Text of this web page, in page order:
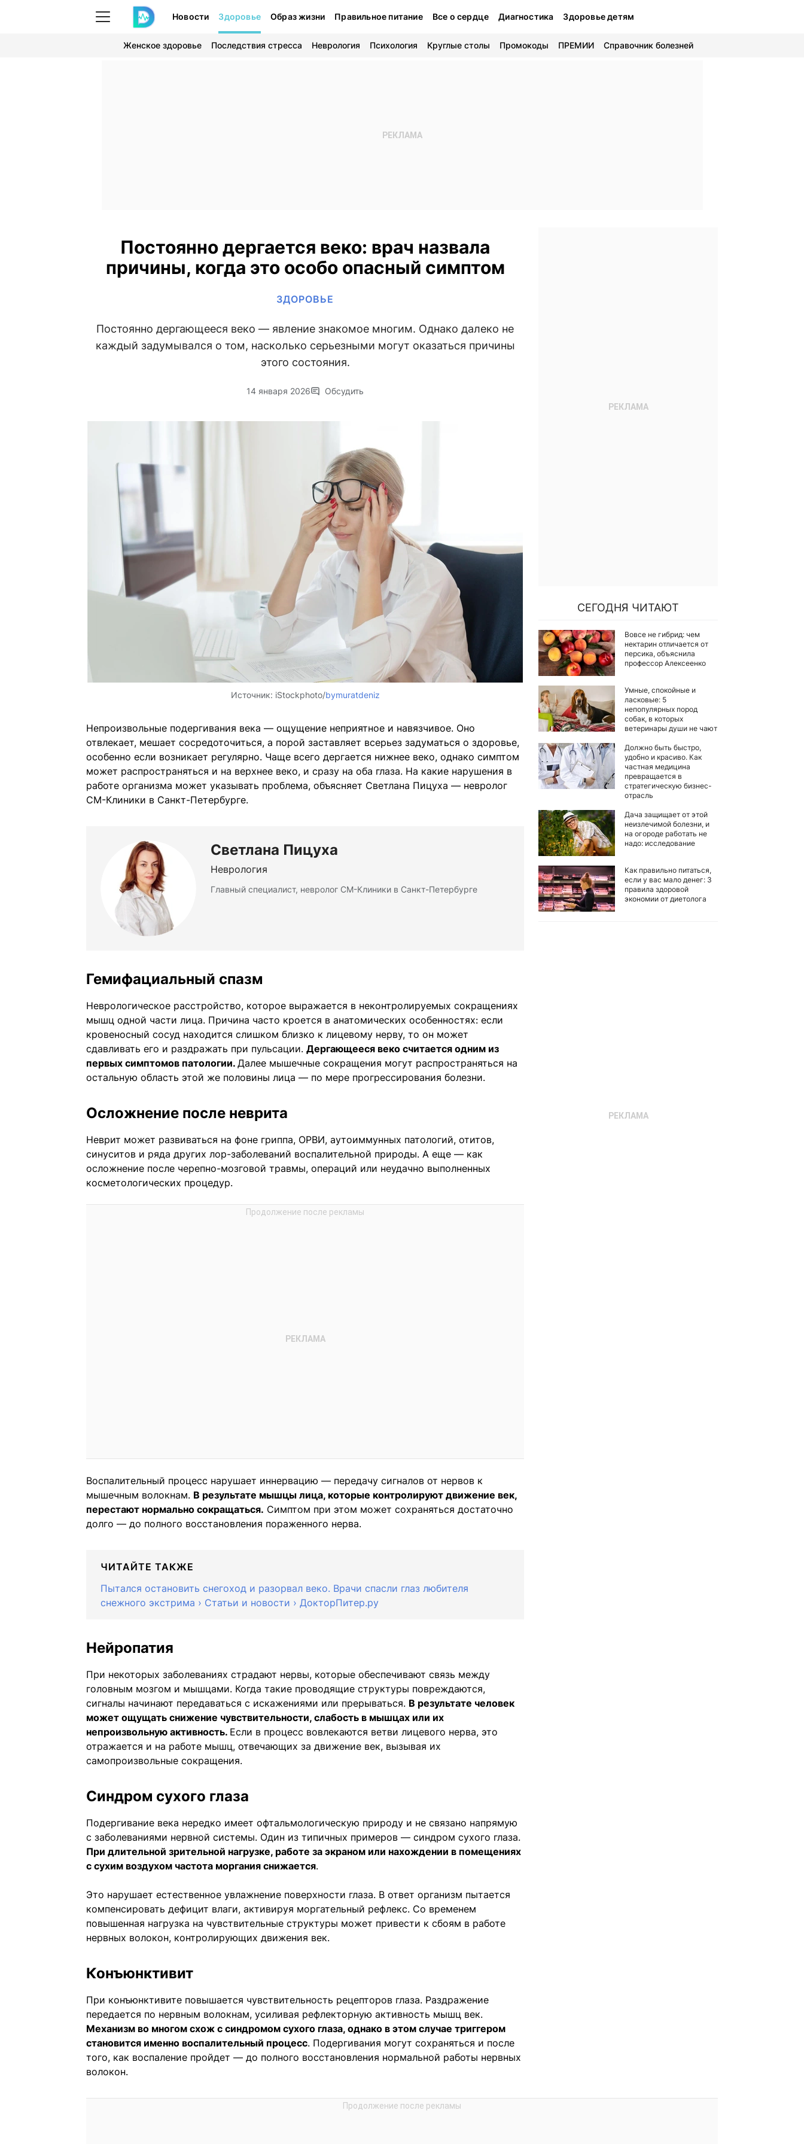
Новости Здоровье Образ жизни Правильное питание Все о сердце Диагностика Здоровье детям
Женское здоровье Последствия стресса Неврология Психология Круглые столы Промокоды ПРЕМИИ Справочник болезней
Постоянно дергается веко: врач назвала
причины, когда это особо опасный симптом
ЗДОРОВЬЕ
Постоянно дергающееся веко — явление знакомое многим. Однако далеко не
каждый задумывался о том, насколько серьезными могут оказаться причины
этого состояния.
14 января 2026 Обсудить
Источник: iStockphoto/bymuratdeniz
Непроизвольные подергивания века — ощущение неприятное и навязчивое. Оно
отвлекает, мешает сосредоточиться, а порой заставляет всерьез задуматься о здоровье,
особенно если возникает регулярно. Чаще всего дергается нижнее веко, однако симптом
может распространяться и на верхнее веко, и сразу на оба глаза. На какие нарушения в
работе организма может указывать проблема, объясняет Светлана Пицуха — невролог
СМ-Клиники в Санкт-Петербурге.
Светлана Пицуха
Неврология
Главный специалист, невролог СМ-Клиники в Санкт-Петербурге
Гемифациальный спазм
Неврологическое расстройство, которое выражается в неконтролируемых сокращениях
мышц одной части лица. Причина часто кроется в анатомических особенностях: если
кровеносный сосуд находится слишком близко к лицевому нерву, то он может
сдавливать его и раздражать при пульсации. Дергающееся веко считается одним из
первых симптомов патологии. Далее мышечные сокращения могут распространяться на
остальную область этой же половины лица — по мере прогрессирования болезни.
Осложнение после неврита
Неврит может развиваться на фоне гриппа, ОРВИ, аутоиммунных патологий, отитов,
синуситов и ряда других лор-заболеваний воспалительной природы. А еще — как
осложнение после черепно-мозговой травмы, операций или неудачно выполненных
косметологических процедур.
Воспалительный процесс нарушает иннервацию — передачу сигналов от нервов к
мышечным волокнам. В результате мышцы лица, которые контролируют движение век,
перестают нормально сокращаться. Симптом при этом может сохраняться достаточно
долго — до полного восстановления пораженного нерва.
ЧИТАЙТЕ ТАКЖЕ
Пытался остановить снегоход и разорвал веко. Врачи спасли глаз любителя
снежного экстрима › Статьи и новости › ДокторПитер.ру
Нейропатия
При некоторых заболеваниях страдают нервы, которые обеспечивают связь между
головным мозгом и мышцами. Когда такие проводящие структуры повреждаются,
сигналы начинают передаваться с искажениями или прерываться. В результате человек
может ощущать снижение чувствительности, слабость в мышцах или их
непроизвольную активность. Если в процесс вовлекаются ветви лицевого нерва, это
отражается и на работе мышц, отвечающих за движение век, вызывая их
самопроизвольные сокращения.
Синдром сухого глаза
Подергивание века нередко имеет офтальмологическую природу и не связано напрямую
с заболеваниями нервной системы. Один из типичных примеров — синдром сухого глаза.
При длительной зрительной нагрузке, работе за экраном или нахождении в помещениях
с сухим воздухом частота моргания снижается.
Это нарушает естественное увлажнение поверхности глаза. В ответ организм пытается
компенсировать дефицит влаги, активируя моргательный рефлекс. Со временем
повышенная нагрузка на чувствительные структуры может привести к сбоям в работе
нервных волокон, контролирующих движения век.
Конъюнктивит
При конъюнктивите повышается чувствительность рецепторов глаза. Раздражение
передается по нервным волокнам, усиливая рефлекторную активность мышц век.
Механизм во многом схож с синдромом сухого глаза, однако в этом случае триггером
становится именно воспалительный процесс. Подергивания могут сохраняться и после
того, как воспаление пройдет — до полного восстановления нормальной работы нервных
волокон.
СЕГОДНЯ ЧИТАЮТ
Вовсе не гибрид: чем
нектарин отличается от
персика, объяснила
профессор Алексеенко
Умные, спокойные и
ласковые: 5
непопулярных пород
собак, в которых
ветеринары души не чают
Должно быть быстро,
удобно и красиво. Как
частная медицина
превращается в
стратегическую бизнес-
отрасль
Дача защищает от этой
неизлечимой болезни, и
на огороде работать не
надо: исследование
Как правильно питаться,
если у вас мало денег: 3
правила здоровой
экономии от диетолога